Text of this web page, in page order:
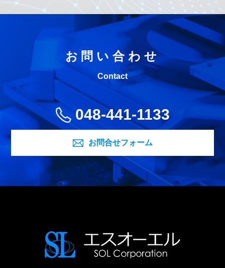
お問い合わせ
Contact
048-441-1133
お問合せフォーム